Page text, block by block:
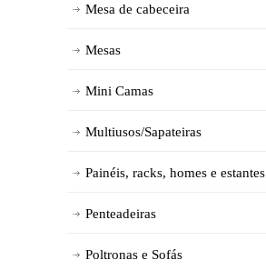
Mesa de cabeceira
Mesas
Mini Camas
Multiusos/Sapateiras
Painéis, racks, homes e estantes
Penteadeiras
Poltronas e Sofás